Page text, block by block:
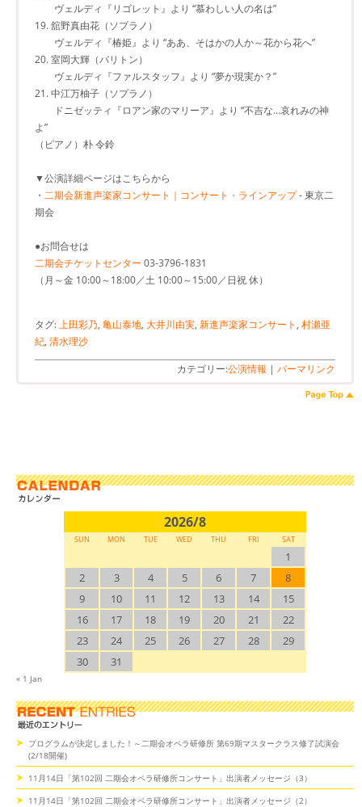
ヴェルディ『リゴレット』より “慕わしい人の名は”
19. 舘野真由花（ソプラノ）
ヴェルディ『椿姫』より “ああ、そはかの人か～花から花へ”
20. 室岡大輝（バリトン）
ヴェルディ『ファルスタッフ』より “夢か現実か？”
21. 中江万柚子（ソプラノ）
ドニゼッティ『ロアン家のマリーア』より “不吉な…哀れみの神
よ”
（ピアノ）朴 令鈴
▼公演詳細ページはこちらから
・ 二期会新進声楽家コンサート｜コンサート・ラインアップ- 東京二
期会
●お問合せは
二期会チケットセンター 03-3796-1831
（月～金 10:00～18:00／土 10:00～15:00／日祝 休）
タグ:上田彩乃, 亀山泰地, 大井川由実, 新進声楽家コンサート , 村瀬亜
紀, 清水理沙
カテゴリー:公演情報 | パーマリンク
2026/8
SUN MON TUE WED THU FRI SAT
1
2
3 4 5 6 7
8
9
10 11 12 13 14
15
16
17 18 19 20 21
22
23
24 25 26 27 28
29
30
31
« 1 Jan
プログラムが決定しました！～二期会オペラ研修所 第69期マスタークラス修了試演会
(2/18開催)
11月14日「第102回 二期会オペラ研修所コンサート」出演者メッセージ（3）
11月14日「第102回 二期会オペラ研修所コンサート」出演者メッセージ（2）